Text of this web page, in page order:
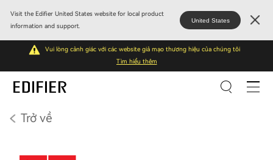
Visit the Edifier United States website for local product
information and support.
United States
Vui lòng cảnh giác với các website giả mạo thương hiệu của chúng tôi
Tìm hiểu thêm
Trở về